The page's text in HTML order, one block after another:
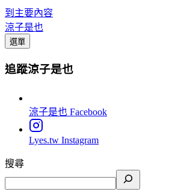
到主要內容
涼子是也
選單
追蹤涼子是也
涼子是也 Facebook
Lyes.tw Instagram
搜尋